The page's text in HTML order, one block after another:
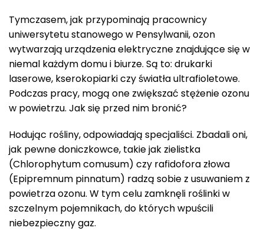
Tymczasem, jak przypominają pracownicy
uniwersytetu stanowego w Pensylwanii, ozon
wytwarzają urządzenia elektryczne znajdujące się w
niemal każdym domu i biurze. Są to: drukarki
laserowe, kserokopiarki czy światła ultrafioletowe.
Podczas pracy, mogą one zwiększać stężenie ozonu
w powietrzu. Jak się przed nim bronić?
Hodując rośliny, odpowiadają specjaliści. Zbadali oni,
jak pewne doniczkowce, takie jak zielistka
(Chlorophytum comusum) czy rafidofora złowa
(Epipremnum pinnatum) radzą sobie z usuwaniem z
powietrza ozonu. W tym celu zamknęli roślinki w
szczelnym pojemnikach, do których wpuścili
niebezpieczny gaz.